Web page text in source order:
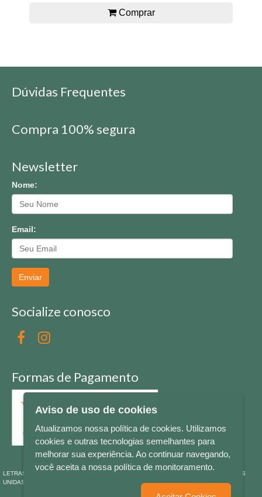
Comprar
Dúvidas Frequentes
Compra 100% segura
Newsletter
Nome:
Email:
Enviar
Socialize conosco
Formas de Pagamento
LETRAS & CIA - CNPJ n° 88.587.548/0001-20 - Térreo Bourbon Shopping - AV. NAÇÕES
UNIDAS , 2001 - Lojas 1064/1065 - RIO BRANCO - - NOVO HAMBURGO - RS
Aviso de uso de cookies
Atualizamos nossa política de cookies. Utilizamos
cookies e outras tecnologias semelhantes para
melhorar sua experiência. Ao continuar navegando,
você aceita a nossa política de monitoramento.